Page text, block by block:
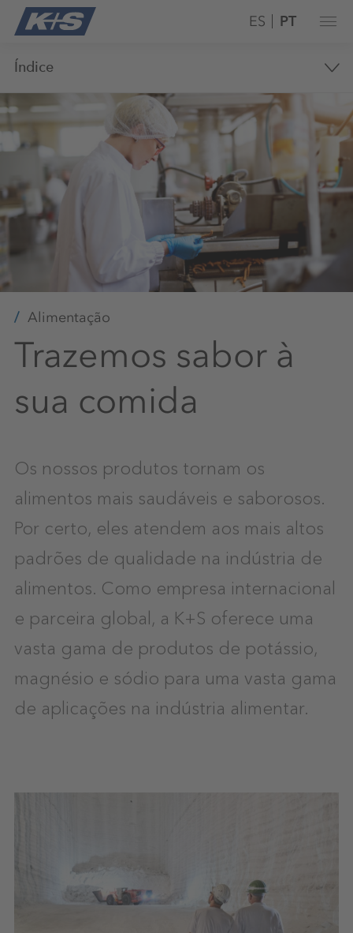
ES PT
Alimentação
Trazemos sabor à
sua comida
Índice
Os nossos produtos tornam os
alimentos mais saudáveis e saborosos.
Por certo, eles atendem aos mais altos
padrões de qualidade na indústria de
alimentos. Como empresa internacional
e parceira global, a K+S oferece uma
vasta gama de produtos de potássio,
magnésio e sódio para uma vasta gama
de aplicações na indústria alimentar.